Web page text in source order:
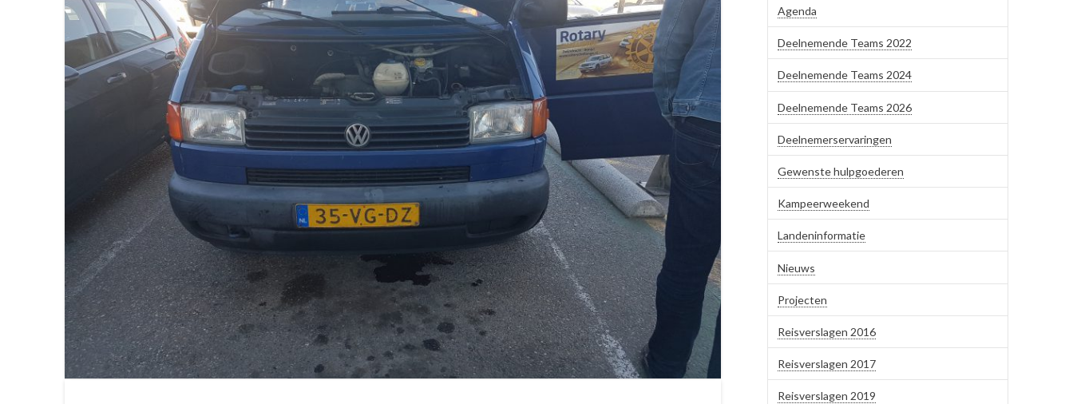
Agenda
Deelnemende Teams 2022
Deelnemende Teams 2024
Deelnemende Teams 2026
Deelnemerservaringen
Gewenste hulpgoederen
Kampeerweekend
Landeninformatie
Nieuws
Projecten
Reisverslagen 2016
Reisverslagen 2017
Reisverslagen 2019